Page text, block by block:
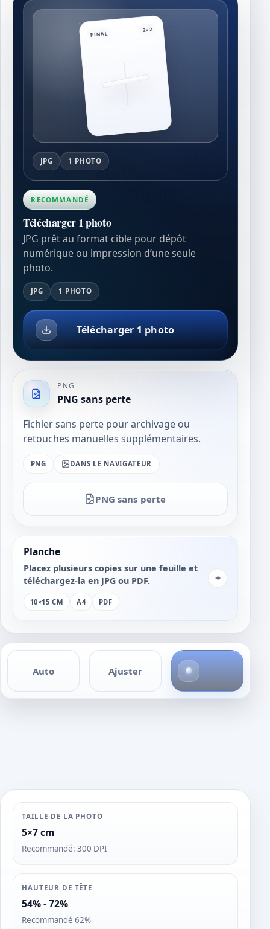
FINAL
2×2
JPG 1 PHOTO
RECOMMANDÉ
Télécharger 1 photo
JPG prêt au format cible pour dépôt
numérique ou impression d’une seule
photo.
JPG 1 PHOTO
Télécharger 1 photo
PNG
PNG sans perte
Fichier sans perte pour archivage ou
retouches manuelles supplémentaires.
PNG DANS LE NAVIGATEUR
PNG sans perte
Planche
Placez plusieurs copies sur une feuille et
téléchargez-la en JPG ou PDF.
10×15 CM A4 PDF
+
Auto Ajuster
h
TAILLE DE LA PHOTO
5×7 cm
Recommandé: 300 DPI
HAUTEUR DE TÊTE
54% - 72%
Recommandé 62%